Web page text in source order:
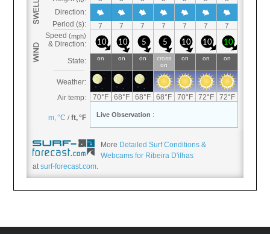
More Detailed Surf Conditions &
Webcams for Ribeira D'ilhas
atsurf-forecast.com.